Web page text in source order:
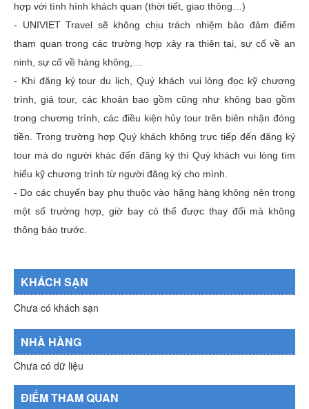
hợp với tình hình khách quan (thời tiết, giao thông…)
- UNIVIET Travel sẽ không chịu trách nhiệm bảo đảm điểm
tham quan trong các trường hợp xảy ra thiên tai, sự cố về an
ninh, sự cố về hàng không,…
- Khi đăng ký tour du lịch, Quý khách vui lòng đọc kỹ chương
trình, giá tour, các khoản bao gồm cũng như không bao gồm
trong chương trình, các điều kiện hủy tour trên biên nhận đóng
tiền. Trong trường hợp Quý khách không trực tiếp đến đăng ký
tour mà do người khác đến đăng ký thì Quý khách vui lòng tìm
hiểu kỹ chương trình từ người đăng ký cho mình.
- Do các chuyến bay phụ thuộc vào hãng hàng không nên trong
một số trường hợp, giờ bay có thể được thay đổi mà không
thông báo trước.
KHÁCH SẠN
Chưa có khách sạn
NHÀ HÀNG
Chưa có dữ liệu
ĐIỂM THAM QUAN